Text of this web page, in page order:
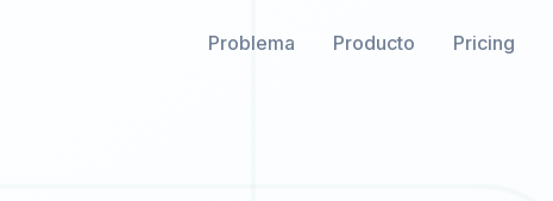
Problema Producto Pricing